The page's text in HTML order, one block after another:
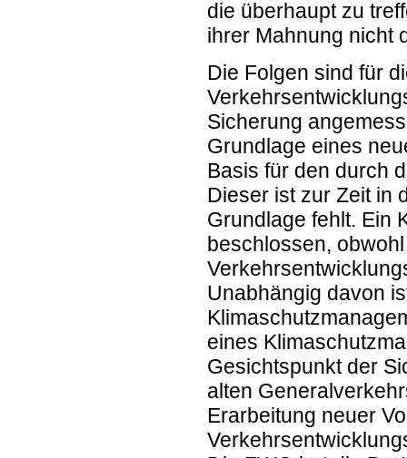
die überhaupt zu
ihrer Mahnung nicht
Die Folgen sind für
Sicherung
Grundlage eines
Basis für den durch
Dieser ist zur Zeit in
Grundlage fehlt. Ein
beschlossen,
Unabhängig davon
eines
Gesichtspunkt der
alten
Erarbeitung neuer